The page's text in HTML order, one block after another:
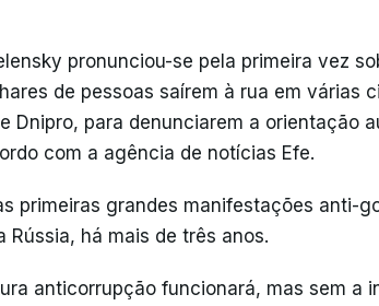
pronunciou-se pela primeira vez
de pessoas saírem à rua em várias
Dnipro, para denunciarem a orientação
com a agência de notícias Efe.
primeiras grandes manifestações anti-
Rússia, há mais de três anos.
anticorrupção funcionará, mas sem a